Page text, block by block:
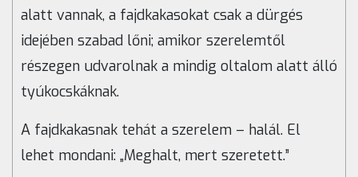
alatt vannak, a fajdkakasokat csak a dürgés
idejében szabad lőni; amikor szerelemtől
részegen udvarolnak a mindig oltalom alatt álló
tyúkocskáknak.
A fajdkakasnak tehát a szerelem – halál. El
lehet mondani: „Meghalt, mert szeretett.”